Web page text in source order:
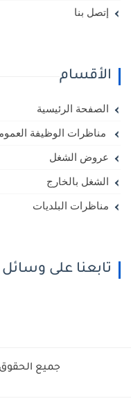
إتصل بنا
الأقسام
الصفحة الرئيسية
مناظرات الوظيفة العمومية
عروض الشغل
الشغل بالخارج
مناظرات البلديات
تابعنا على وسائل
جميع الحقوق